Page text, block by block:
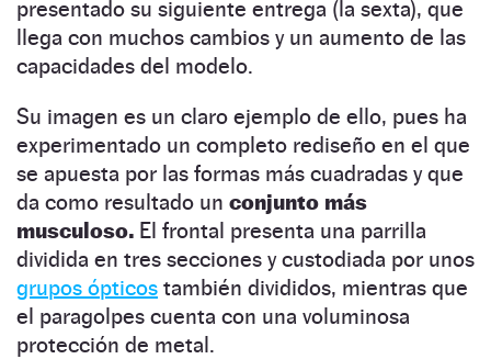
presentado su siguiente entrega (la sexta), que
llega con muchos cambios y un aumento de las
capacidades del modelo.
Su imagen es un claro ejemplo de ello, pues ha
experimentado un completo rediseño en el que
se apuesta por las formas más cuadradas y que
da como resultado un conjunto más
musculoso. El frontal presenta una parrilla
dividida en tres secciones y custodiada por unos
grupos ópticos también divididos, mientras que
el paragolpes cuenta con una voluminosa
protección de metal.